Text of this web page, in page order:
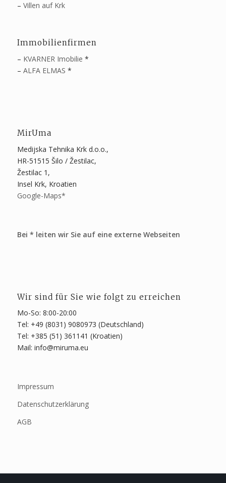
– Villen auf Krk
Immobilienfirmen
– KVARNER Imobilie *
– ALFA ELMAS *
MirUma
Medijska Tehnika Krk d.o.o.,
HR-51515 Šilo / Žestilac,
Žestilac 1,
Insel Krk, Kroatien
Google-Maps*
Bei * leiten wir Sie auf eine externe Webseiten
Wir sind für Sie wie folgt zu erreichen
Mo-So: 8:00-20:00
Tel: +49 (8031) 9080973 (Deutschland)
Tel: +385 (51) 361141 (Kroatien)
Mail: info@miruma.eu
Impressum
Datenschutzerklärung
AGB